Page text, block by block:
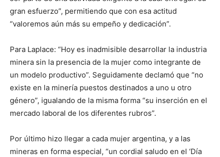
gran esfuerzo”, permitiendo que con esa actitud
“valoremos aún más su empeño y dedicación”.
Para Laplace: “Hoy es inadmisible desarrollar la industria
minera sin la presencia de la mujer como integrante de
un modelo productivo”. Seguidamente declamó que “no
existe en la minería puestos destinados a uno u otro
género”, igualando de la misma forma “su inserción en el
mercado laboral de los diferentes rubros”.
Por último hizo llegar a cada mujer argentina, y a las
mineras en forma especial, “un cordial saludo en el ‘Día